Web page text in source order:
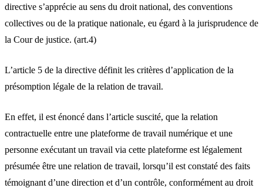
directive s’apprécie au sens du droit national, des conventions
collectives ou de la pratique nationale, eu égard à la jurisprudence de
la Cour de justice. (art.4)
L’article 5 de la directive définit les critères d’application de la
présomption légale de la relation de travail.
En effet, il est énoncé dans l’article suscité, que la relation
contractuelle entre une plateforme de travail numérique et une
personne exécutant un travail via cette plateforme est légalement
présumée être une relation de travail, lorsqu’il est constaté des faits
témoignant d’une direction et d’un contrôle, conformément au droit